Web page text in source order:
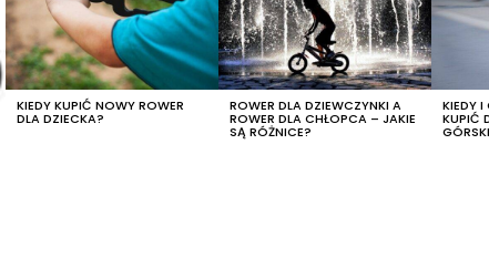
KIEDY KUPIĆ NOWY ROWER
DLA DZIECKA?
ROWER DLA DZIEWCZYNKI A
ROWER DLA CHŁOPCA – JAKIE
SĄ RÓŻNICE?
KIEDY
KUPIĆ